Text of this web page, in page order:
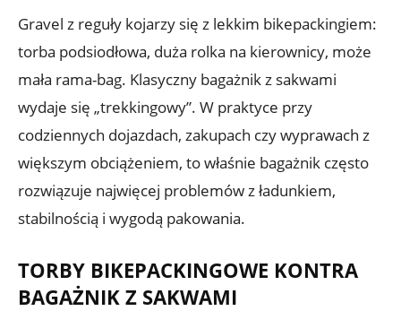
Gravel z reguły kojarzy się z lekkim bikepackingiem:
torba podsiodłowa, duża rolka na kierownicy, może
mała rama-bag. Klasyczny bagażnik z sakwami
wydaje się „trekkingowy”. W praktyce przy
codziennych dojazdach, zakupach czy wyprawach z
większym obciążeniem, to właśnie bagażnik często
rozwiązuje najwięcej problemów z ładunkiem,
stabilnością i wygodą pakowania.
TORBY BIKEPACKINGOWE KONTRA
BAGAŻNIK Z SAKWAMI